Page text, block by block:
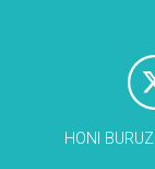
HONI BURUZ